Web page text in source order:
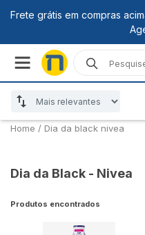
Home / Dia da black nivea
Dia da Black - Nivea
Produtos encontrados